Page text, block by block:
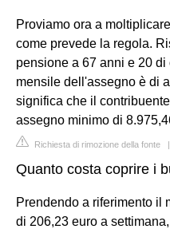
Proviamo ora a
come prevede la regola.
pensione a 67 anni e 20
mensile dell'assegno è di
significa che il
assegno minimo di
Richiesta di rimozione della fonte
Quanto costa coprire i
Prendendo a riferimento il
di 206,23 euro a